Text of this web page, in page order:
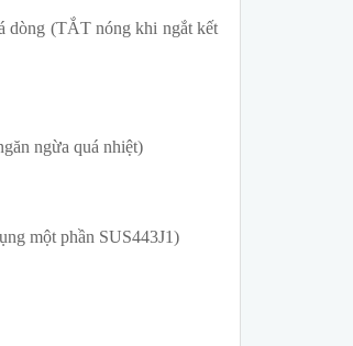
dòng (TẮT nóng khi ngắt kết
ngừa quá nhiệt)
một phần SUS443J1)